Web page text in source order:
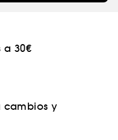
a 30€
cambios y